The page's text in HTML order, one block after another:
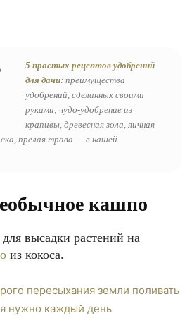
5 простых рецептов удобрений
для дачи: преимущества
удобрений, сделанных своими
руками; чудо-удобрение из
крапивы, древесная зола, яичная
прелая трава — в нашей
кашпо
высадки растений на
из кокоса.